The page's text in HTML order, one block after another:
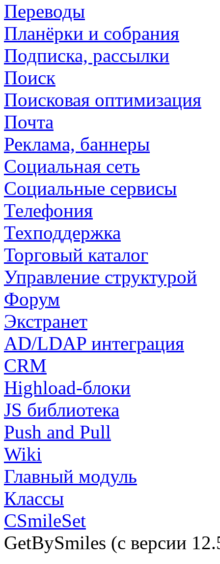
Переводы
Планёрки и собрания
Подписка, рассылки
Поиск
Поисковая оптимизация
Почта
Реклама, баннеры
Социальная сеть
Социальные сервисы
Телефония
Техподдержка
Торговый каталог
Управление структурой
Форум
Экстранет
AD/LDAP интеграция
CRM
Highload-блоки
JS библиотека
Push and Pull
Wiki
Главный модуль
Классы
CSmileSet
GetBySmiles (с версии